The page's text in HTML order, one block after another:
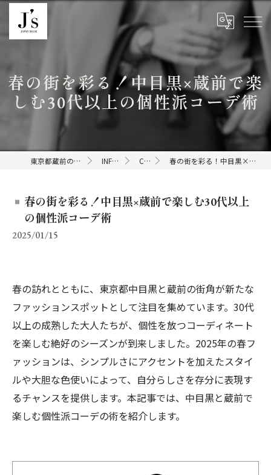
春の街を彩る！中目黒×蔵前で楽
しむ30代以上の個性派コーデ術
東京都蔵前のセレクトショップならJ's INFORMATION COLUMN 春の街を彩る！中目黒×蔵前で楽しむ30代以上の個性派コーデ術
春の街を彩る！中目黒×蔵前で楽しむ30代以上
の個性派コーデ術
2025/01/15
春の訪れとともに、東京都中目黒と蔵前の街角が新たな
ファッションスポットとして注目を集めています。30代
以上の成熟した大人たちが、個性を放つコーディネート
を楽しむ絶好のシーズンが到来しました。2025年の春フ
ァッションは、シンプルさにアクセントを加えたスタイ
ルや大胆な色使いによって、自分らしさを存分に表現す
るチャンスを提供します。本記事では、中目黒と蔵前で
楽しむ個性派コーデの術を紹介します。